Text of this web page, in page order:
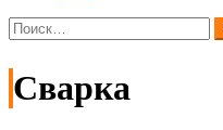
Найти:
Сварка